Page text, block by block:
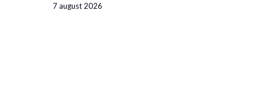
7 august 2026